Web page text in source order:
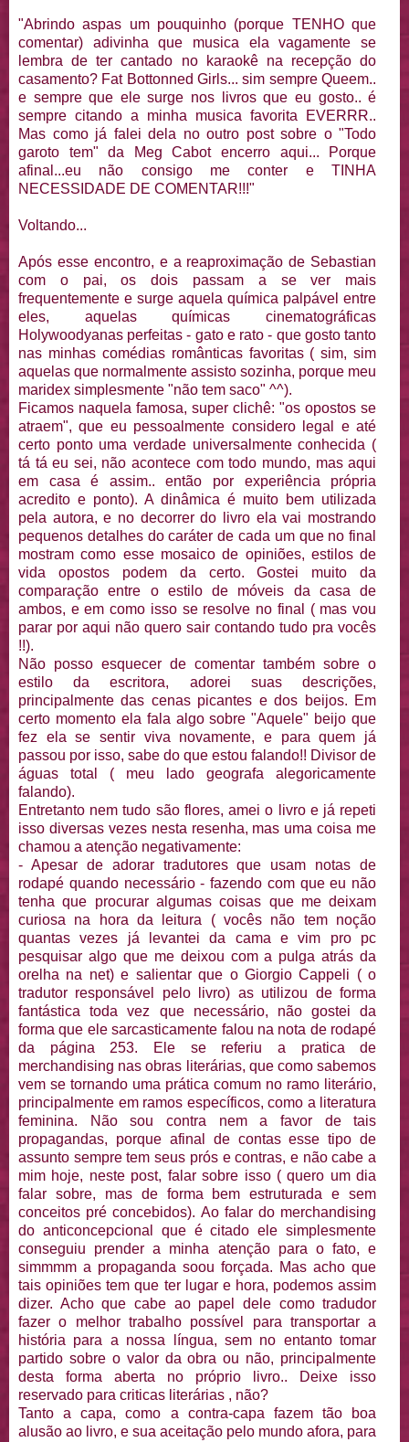
"Abrindo aspas um pouquinho (porque TENHO que
comentar) adivinha que musica ela vagamente se
lembra de ter cantado no karaokê na recepção do
casamento? Fat Bottonned Girls... sim sempre Queem..
e sempre que ele surge nos livros que eu gosto.. é
sempre citando a minha musica favorita EVERRR..
Mas como já falei dela no outro post sobre o "Todo
garoto tem" da Meg Cabot encerro aqui... Porque
afinal...eu não consigo me conter e TINHA
NECESSIDADE DE COMENTAR!!!"
Voltando...
Após esse encontro, e a reaproximação de Sebastian
com o pai, os dois passam a se ver mais
frequentemente e surge aquela química palpável entre
eles, aquelas químicas cinematográficas
Holywoodyanas perfeitas - gato e rato - que gosto tanto
nas minhas comédias românticas favoritas ( sim, sim
aquelas que normalmente assisto sozinha, porque meu
maridex simplesmente "não tem saco" ^^).
Ficamos naquela famosa, super clichê: "os opostos se
atraem", que eu pessoalmente considero legal e até
certo ponto uma verdade universalmente conhecida (
tá tá eu sei, não acontece com todo mundo, mas aqui
em casa é assim.. então por experiência própria
acredito e ponto). A dinâmica é muito bem utilizada
pela autora, e no decorrer do livro ela vai mostrando
pequenos detalhes do caráter de cada um que no final
mostram como esse mosaico de opiniões, estilos de
vida opostos podem da certo. Gostei muito da
comparação entre o estilo de móveis da casa de
ambos, e em como isso se resolve no final ( mas vou
parar por aqui não quero sair contando tudo pra vocês
!!).
Não posso esquecer de comentar também sobre o
estilo da escritora, adorei suas descrições,
principalmente das cenas picantes e dos beijos. Em
certo momento ela fala algo sobre "Aquele" beijo que
fez ela se sentir viva novamente, e para quem já
passou por isso, sabe do que estou falando!! Divisor de
águas total ( meu lado geografa alegoricamente
falando).
Entretanto nem tudo são flores, amei o livro e já repeti
isso diversas vezes nesta resenha, mas uma coisa me
chamou a atenção negativamente:
- Apesar de adorar tradutores que usam notas de
rodapé quando necessário - fazendo com que eu não
tenha que procurar algumas coisas que me deixam
curiosa na hora da leitura ( vocês não tem noção
quantas vezes já levantei da cama e vim pro pc
pesquisar algo que me deixou com a pulga atrás da
orelha na net) e salientar que o Giorgio Cappeli ( o
tradutor responsável pelo livro) as utilizou de forma
fantástica toda vez que necessário, não gostei da
forma que ele sarcasticamente falou na nota de rodapé
da página 253. Ele se referiu a pratica de
merchandising nas obras literárias, que como sabemos
vem se tornando uma prática comum no ramo literário,
principalmente em ramos específicos, como a literatura
feminina. Não sou contra nem a favor de tais
propagandas, porque afinal de contas esse tipo de
assunto sempre tem seus prós e contras, e não cabe a
mim hoje, neste post, falar sobre isso ( quero um dia
falar sobre, mas de forma bem estruturada e sem
conceitos pré concebidos). Ao falar do merchandising
do anticoncepcional que é citado ele simplesmente
conseguiu prender a minha atenção para o fato, e
simmmm a propaganda soou forçada. Mas acho que
tais opiniões tem que ter lugar e hora, podemos assim
dizer. Acho que cabe ao papel dele como tradudor
fazer o melhor trabalho possível para transportar a
história para a nossa língua, sem no entanto tomar
partido sobre o valor da obra ou não, principalmente
desta forma aberta no próprio livro.. Deixe isso
reservado para criticas literárias , não?
Tanto a capa, como a contra-capa fazem tão boa
alusão ao livro, e sua aceitação pelo mundo afora, para